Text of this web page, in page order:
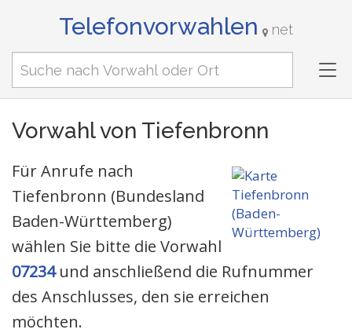
Telefonvorwahlen net
Vorwahl von Tiefenbronn
Für Anrufe nach
Tiefenbronn (Bundesland
Baden-Württemberg)
wählen Sie bitte die Vorwahl
07234und anschließend die Rufnummer
des Anschlusses, den sie erreichen
möchten.